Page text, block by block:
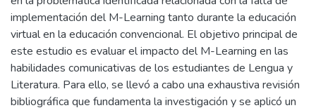
implementación del M-Learning tanto durante la educación
virtual en la educación convencional. El objetivo principal de
este estudio es evaluar el impacto del M-Learning en las
habilidades comunicativas de los estudiantes de Lengua y
Literatura. Para ello, se llevó a cabo una exhaustiva revisión
bibliográfica que fundamenta la investigación y se aplicó un